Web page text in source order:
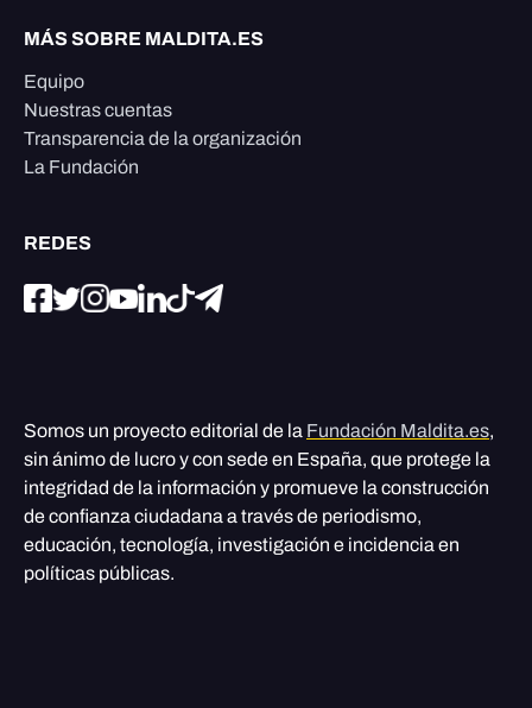
MÁS SOBRE MALDITA.ES
Equipo
Nuestras cuentas
Transparencia de la organización
La Fundación
REDES
Somos un proyecto editorial de la Fundación Maldita.es,
sin ánimo de lucro y con sede en España, que protege la
integridad de la información y promueve la construcción
de confianza ciudadana a través de periodismo,
educación, tecnología, investigación e incidencia en
políticas públicas.